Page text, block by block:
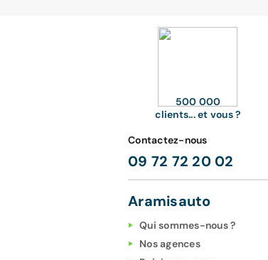
500 000
clients... et vous ?
Contactez-nous
09 72 72 20 02
Aramisauto
Qui sommes-nous ?
Nos agences